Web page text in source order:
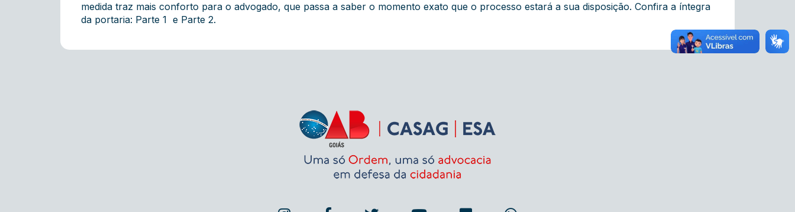
medida traz mais conforto para o advogado, que passa a saber o momento exato que o processo estará a sua disposição. Confira a íntegra
da portaria: Parte 1 e Parte 2.